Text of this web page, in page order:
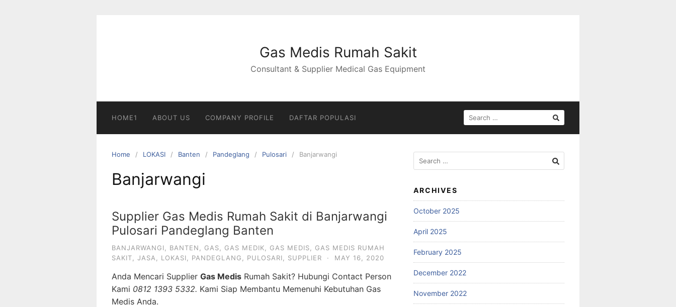
Gas Medis Rumah Sakit
Consultant & Supplier Medical Gas Equipment
HOME1 ABOUT US COMPANY PROFILE DAFTAR POPULASI
SEARCH
FOR:
Home LOKASI Banten Pandeglang Pulosari Banjarwangi
Banjarwangi
Supplier Gas Medis Rumah Sakit di Banjarwangi
Pulosari Pandeglang Banten
BANJARWANGI BANTEN GAS GAS MEDIK GAS MEDIS
GAS MEDIS RUMAH
SAKIT
JASA LOKASI PANDEGLANG PULOSARI SUPPLIER · MAY 16, 2020
Anda Mencari Supplier Gas Medis Rumah Sakit? Hubungi Contact Person
Kami 0812 1393 5332. Kami Siap Membantu Memenuhi Kebutuhan Gas
Medis Anda.
Search
for:
ARCHIVES
October 2025
April 2025
February 2025
December 2022
November 2022